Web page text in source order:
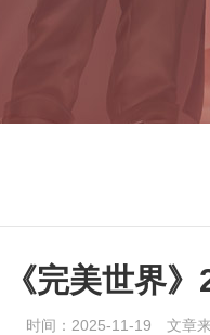
《完美世界
时间：2025-11-19 文章